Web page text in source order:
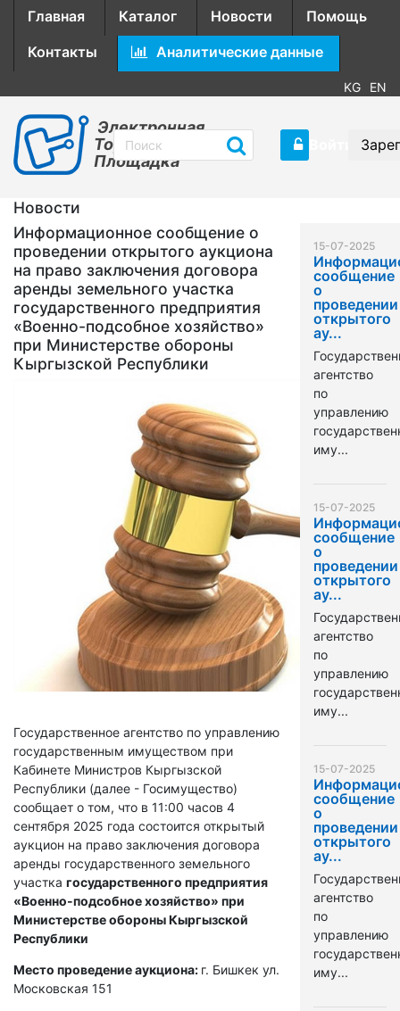
Главная Каталог Новости
Помощь
Контакты
Аналитические данные
KG EN
Электронная
Торговая
Площадка
Новости
Информационное сообщение о
проведении открытого аукциона
на право заключения договора
аренды земельного участка
государственного предприятия
«Военно-подсобное хозяйство»
при Министерстве обороны
Кыргызской Республики
Государственное агентство по управлению
государственным имуществом при
Кабинете Министров Кыргызской
Республики (далее - Госимущество)
сообщает о том, что в 11:00 часов 4
сентября 2025 года состоится открытый
аукцион на право заключения договора
аренды государственного земельного
участка государственного предприятия
«Военно-подсобное хозяйство» при
Министерстве обороны Кыргызской
Республики
Место проведение аукциона: г. Бишкек ул.
Московская 151
15-07-2025
сообщение
о
проведении
открытого
ау...
агентство
по
управлению
иму...
15-07-2025
сообщение
о
проведении
открытого
ау...
агентство
по
управлению
иму...
15-07-2025
сообщение
о
проведении
открытого
ау...
агентство
по
управлению
иму...